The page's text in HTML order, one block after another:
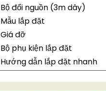
Bộ đổi nguồn (3m dây)
Mẫu lắp đặt
Giá đỡ
Bộ phụ kiện lắp đặt
Hướng dẫn lắp đặt nhanh